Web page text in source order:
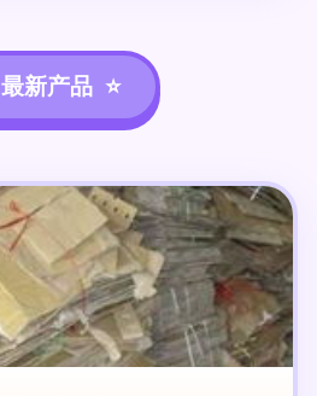
最新产品